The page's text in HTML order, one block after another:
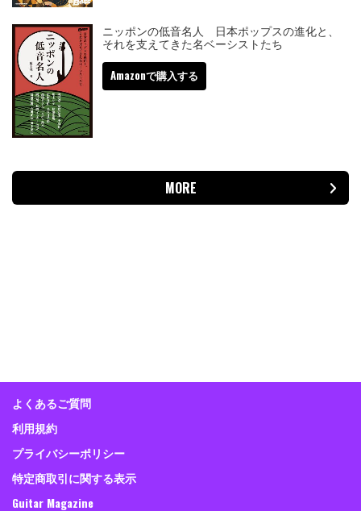
ニッポンの低音名人 日本ポップスの進化と、
それを支えてきた名ベーシストたち
Amazonで購入する
MORE
よくあるご質問
利用規約
プライバシーポリシー
特定商取引に関する表示
Guitar Magazine